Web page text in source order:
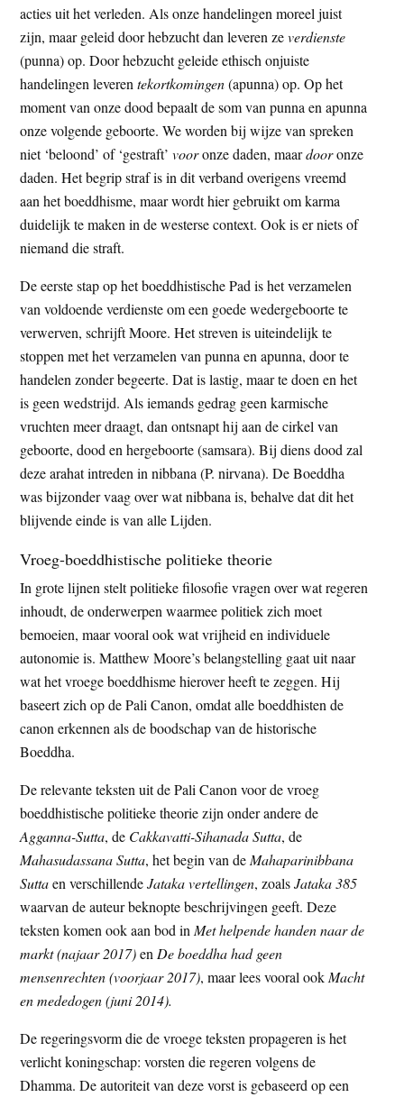
acties uit het verleden. Als onze handelingen moreel juist
zijn, maar geleid door hebzucht dan leveren zeverdienste
(punna) op. Door hebzucht geleide ethisch onjuiste
handelingen leverentekortkomingen(apunna) op. Op het
moment van onze dood bepaalt de som van punna en apunna
onze volgende geboorte. We worden bij wijze van spreken
niet ‘beloond’ of ‘gestraft’vooronze daden, maardooronze
daden. Het begrip straf is in dit verband overigens vreemd
aan het boeddhisme, maar wordt hier gebruikt om karma
duidelijk te maken in de westerse context. Ook is er niets of
niemand die straft.
De eerste stap op het boeddhistische Pad is het verzamelen
van voldoende verdienste om een goede wedergeboorte te
verwerven, schrijft Moore. Het streven is uiteindelijk te
stoppen met het verzamelen van punna en apunna, door te
handelen zonder begeerte. Dat is lastig, maar te doen en het
is geen wedstrijd. Als iemands gedrag geen karmische
vruchten meer draagt, dan ontsnapt hij aan de cirkel van
geboorte, dood en hergeboorte (samsara). Bij diens dood zal
deze arahat intreden in nibbana (P. nirvana). De Boeddha
was bijzonder vaag over wat nibbana is, behalve dat dit het
blijvende einde is van alle Lijden.
Vroeg-boeddhistische politieke theorie
In grote lijnen stelt politieke filosofie vragen over wat regeren
inhoudt, de onderwerpen waarmee politiek zich moet
bemoeien, maar vooral ook wat vrijheid en individuele
autonomie is. Matthew Moore’s belangstelling gaat uit naar
wat het vroege boeddhisme hierover heeft te zeggen. Hij
baseert zich op de Pali Canon, omdat alle boeddhisten de
canon erkennen als de boodschap van de historische
Boeddha.
De relevante teksten uit de Pali Canon voor de vroeg
boeddhistische politieke theorie zijn onder andere de
Agganna-Sutta, de Cakkavatti-Sihanada Sutta, de
Mahasudassana Sutta, het begin van de Mahaparinibbana
Suttaen verschillendeJataka vertellingen, zoalsJataka 385
waarvan de auteur beknopte beschrijvingen geeft. Deze
teksten komen ook aan bod in Met helpende handen naar de
markt (najaar 2017)en De boeddha had geen
mensenrechten (voorjaar 2017), maar lees vooral ook Macht
en mededogen (juni 2014).
De regeringsvorm die de vroege teksten propageren is het
verlicht koningschap: vorsten die regeren volgens de
Dhamma. De autoriteit van deze vorst is gebaseerd op een